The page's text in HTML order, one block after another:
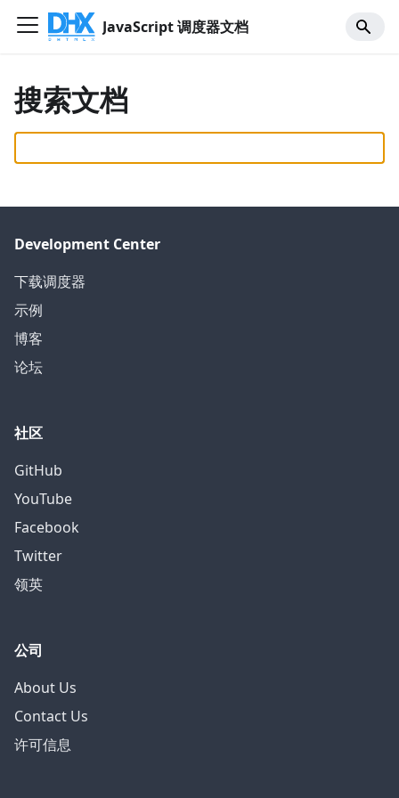
JavaScript 调度器文档
搜索文档
Development Center
下载调度器
示例
博客
论坛
社区
GitHub
YouTube
Facebook
Twitter
领英
公司
About Us
Contact Us
许可信息